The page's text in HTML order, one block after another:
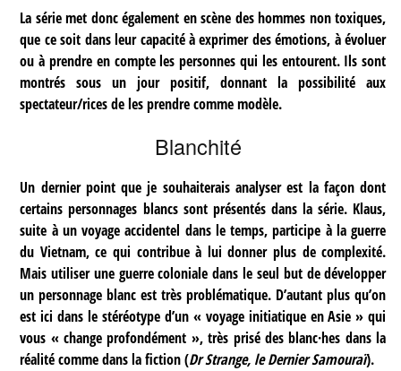
La série met donc également en scène des hommes non toxiques,
que ce soit dans leur capacité à exprimer des émotions, à évoluer
ou à prendre en compte les personnes qui les entourent. Ils sont
montrés sous un jour positif, donnant la possibilité aux
spectateur/rices de les prendre comme modèle.
Blanchité
Un dernier point que je souhaiterais analyser est la façon dont
certains personnages blancs sont présentés dans la série. Klaus,
suite à un voyage accidentel dans le temps, participe à la guerre
du Vietnam, ce qui contribue à lui donner plus de complexité.
Mais utiliser une guerre coloniale dans le seul but de développer
un personnage blanc est très problématique. D’autant plus qu’on
est ici dans le stéréotype d’un « voyage initiatique en Asie » qui
vous « change profondément », très prisé des blanc·hes dans la
réalité comme dans la fiction (Dr Strange, le Dernier Samouraï).